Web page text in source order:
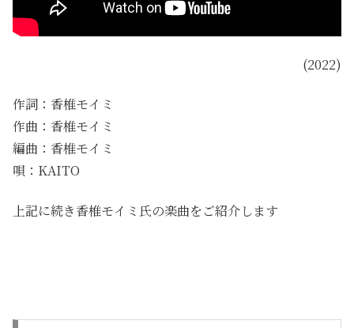
(2022)
作詞：香椎モイミ
作曲：香椎モイミ
編曲：香椎モイミ
唄：KAITO
上記に続き香椎モイミ氏の楽曲をご紹介します